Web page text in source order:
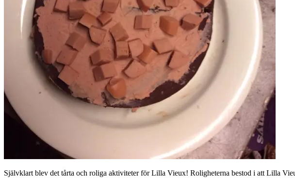
Självklart blev det tårta och roliga aktiviteter för Lilla Vieux! Roligheterna bestod i att Lilla